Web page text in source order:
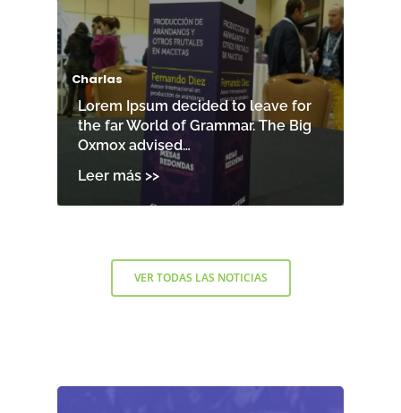
Charlas
Lorem Ipsum decided to leave for
the far World of Grammar. The Big
Oxmox advised…
VER TODAS LAS NOTICIAS